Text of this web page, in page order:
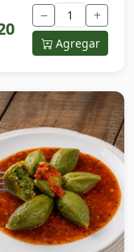
− +
Agregar